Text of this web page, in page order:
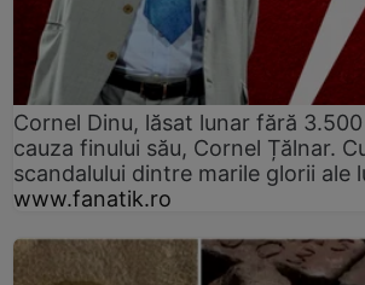
Cornel Dinu, lăsat lunar fără
cauza finului său, Cornel Țălnar.
scandalului dintre marile glorii ale
www.fanatik.ro